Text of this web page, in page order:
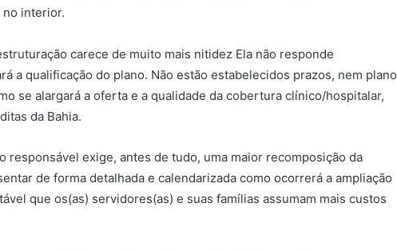
interior.
carece de muito mais nitidez Ela não responde
a qualificação do plano. Não estão estabelecidos prazos, nem plano
se alargará a oferta e a qualidade da cobertura clínico/hospitalar,
da Bahia.
responsável exige, antes de tudo, uma maior recomposição da
de forma detalhada e calendarizada como ocorrerá a ampliação
que os(as) servidores(as) e suas famílias assumam mais custos